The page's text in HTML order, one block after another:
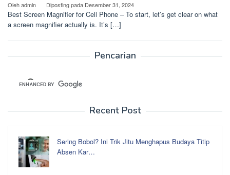
Olehadmin Diposting pada Desember 31, 2024
Best Screen Magnifier for Cell Phone – To start, let’s get clear on what
a screen magnifier actually is. It’s […]
Pencarian
Recent Post
Sering Bobol? Ini Trik Jitu Menghapus Budaya Titip
Absen Kar…